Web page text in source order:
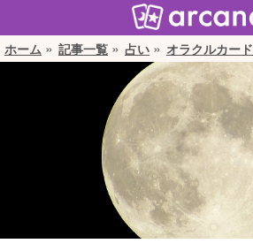
ホーム 記事一覧 占い オラクルカード